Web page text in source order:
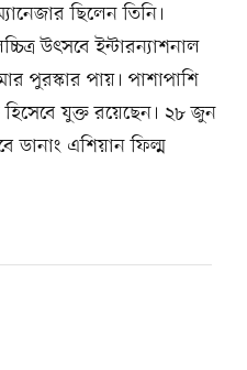
ছিলেন তিনি।
উৎসবে ইন্টারন্যাশনাল
পুরস্কার পায়। পাশাপাশি
যুক্ত রয়েছেন। ২৮ জুন
ডানাং এশিয়ান ফিল্ম